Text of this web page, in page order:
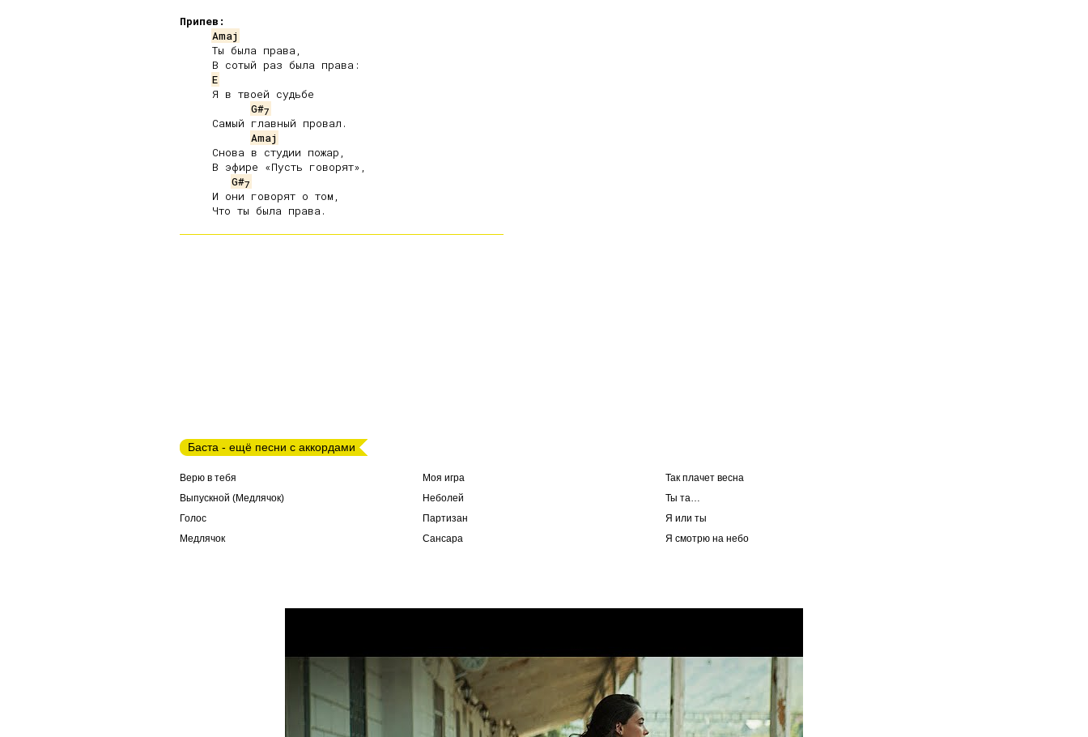
Припев:
Amaj
     Ты была права,
     В сотый раз была права:
E
     Я в твоей судьбе
G#7
     Самый главный провал.
Amaj
     Снова в студии пожар,
     В эфире «Пусть говорят»,
G#7
     И они говорят о том,
Баста - ещё песни с аккордами
Верю в тебя
Выпускной (Медлячок)
Голос
Медлячок
Моя игра
Неболей
Партизан
Сансара
Так плачет весна
Ты та…
Я или ты
Я смотрю на небо